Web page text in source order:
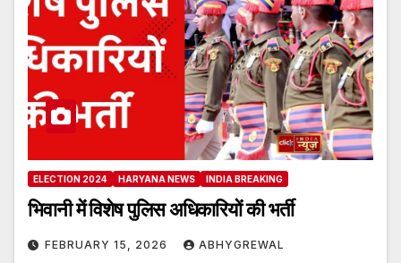
ELECTION 2024 HARYANA NEWS INDIA BREAKING
भिवानी में विशेष पुलिस अधिकारियों की भर्ती
FEBRUARY 15, 2026 ABHYGREWAL